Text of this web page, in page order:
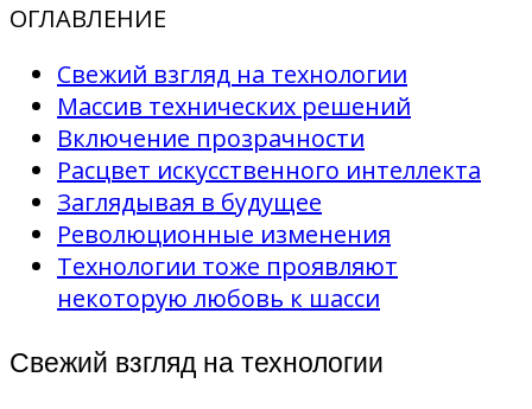
ОГЛАВЛЕНИЕ
Свежий взгляд на технологии
Массив технических решений
Включение прозрачности
Расцвет искусственного интеллекта
Заглядывая в будущее
Революционные изменения
Технологии тоже проявляют
некоторую любовь к шасси
Свежий взгляд на технологии